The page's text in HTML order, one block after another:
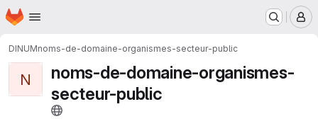
Skip to main content
Homepage
DINUMnoms-de-domaine-organismes-secteur-public
N
noms-de-domaine-organismes-
secteur-public